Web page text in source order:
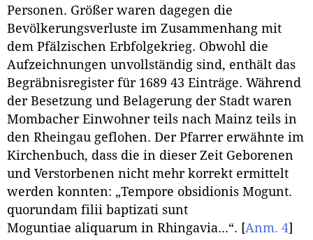
Personen. Größer waren dagegen die
Bevölkerungsverluste im Zusammenhang mit
dem Pfälzischen Erbfolgekrieg. Obwohl die
Aufzeichnungen unvollständig sind, enthält das
Begräbnisregister für 1689 43 Einträge. Während
der Besetzung und Belagerung der Stadt waren
Mombacher Einwohner teils nach Mainz teils in
den Rheingau geflohen. Der Pfarrer erwähnte im
Kirchenbuch, dass die in dieser Zeit Geborenen
und Verstorbenen nicht mehr korrekt ermittelt
werden konnten: „Tempore obsidionis Mogunt.
quorundam filii baptizati sunt
Moguntiae aliquarum in Rhingavia...“. [Anm. 4]